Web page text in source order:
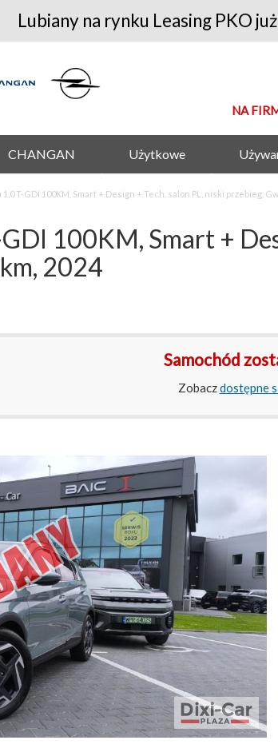
Lubiany na rynku Leasing PKO
NA
CHANGAN Użytkowe
T-GDI 100KM, Smart + Design + Tech, salon PL, niski przebieg,
100KM, Smart +
2024
Samochód
Zobaczdostępne